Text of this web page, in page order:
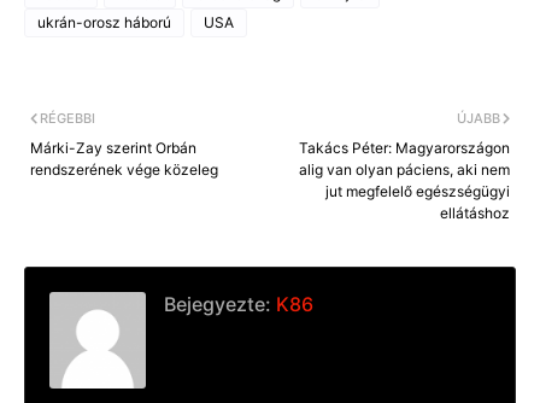
o n
ukrán-orosz háború
USA
ÚJABB
Takács Péter: Magyarországon
alig van olyan páciens, aki nem
jut megfelelő egészségügyi
ellátáshoz
RÉGEBBI
Márki-Zay szerint Orbán
rendszerének vége közeleg
Bejegyezte: K86